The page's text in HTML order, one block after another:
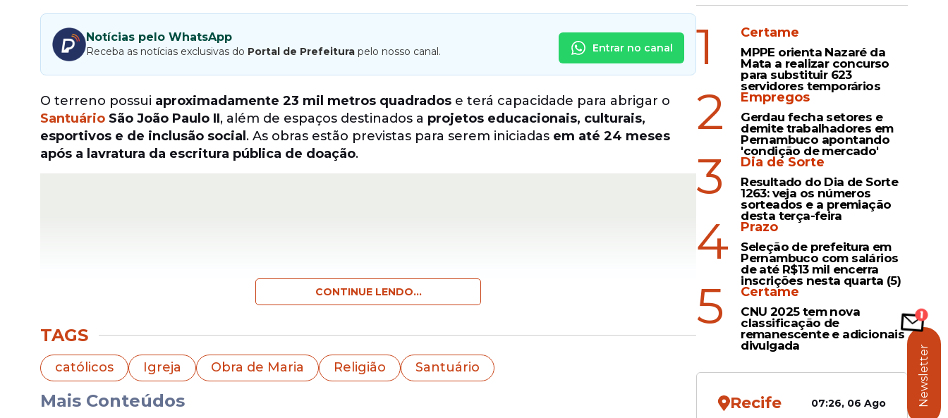
Notícias pelo WhatsApp
Receba as notícias exclusivas do Portal de Prefeitura pelo nosso canal. Entrar no canal
O terreno possui aproximadamente 23 mil metros quadrados e terá capacidade para abrigar o
Santuário São João Paulo II, além de espaços destinados a projetos educacionais, culturais,
esportivos e de inclusão social . As obras estão previstas para serem iniciadas em até 24 meses
após a lavratura da escritura pública de doação.
Educação e cultura no complexo da Obra de Maria
O projeto prevê a criação de atividades voltadas à
CONTINUE LENDO...
TAGS
católicos Igreja Obra de Maria Religião Santuário
Mais Conteúdos
1 Certame
MPPE orienta Nazaré da
Mata a realizar concurso
para substituir 623
servidores temporários
2 Empregos
Gerdau fecha setores e
demite trabalhadores em
Pernambuco apontando
'condição de mercado'
3 Dia de Sorte
Resultado do Dia de Sorte
1263: veja os números
sorteados e a premiação
desta terça-feira
4 Prazo
Seleção de prefeitura em
Pernambuco com salários
de até R$13 mil encerra
inscrições nesta quarta (5)
5 Certame
CNU 2025 tem nova
classificação de
remanescente e adicionais
divulgada
Recife 07:26, 06 Ago Newsletter